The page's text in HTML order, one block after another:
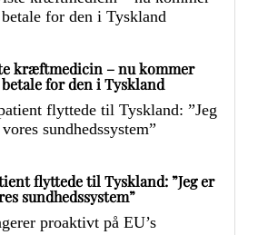
kræftmedicin – nu kommer
for den i Tyskland
flyttede til Tyskland: ”Jeg er
sundhedssystem”